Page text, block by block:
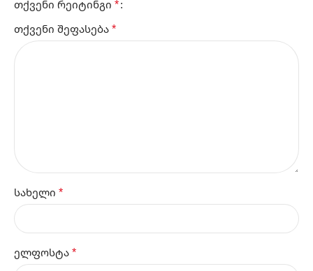
თქვენი რეიტინგი *
თქვენი შეფასება *
სახელი *
ელფოსტა *